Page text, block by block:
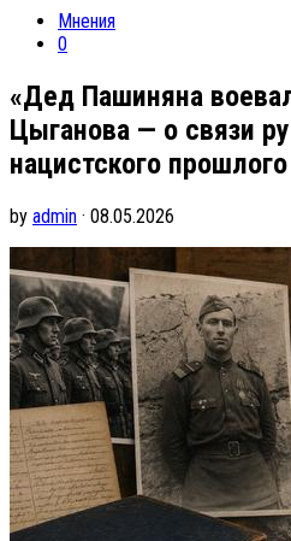
Мнения
0
«Дед Пашиняна
Цыганова — о связи
нацистского прошлого
by admin · 08.05.2026